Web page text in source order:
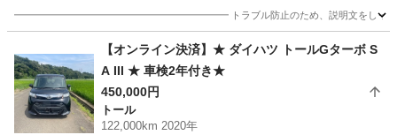
━━━━━━━━━━━━━━━━━━━━━━ トラブル防止のため、説明文をしっかり
タント
【オンライン決済】★ ダイハツ トールGターボ S
A III ★ 車検2年付き★
450,000円
トール
122,000km 2020年